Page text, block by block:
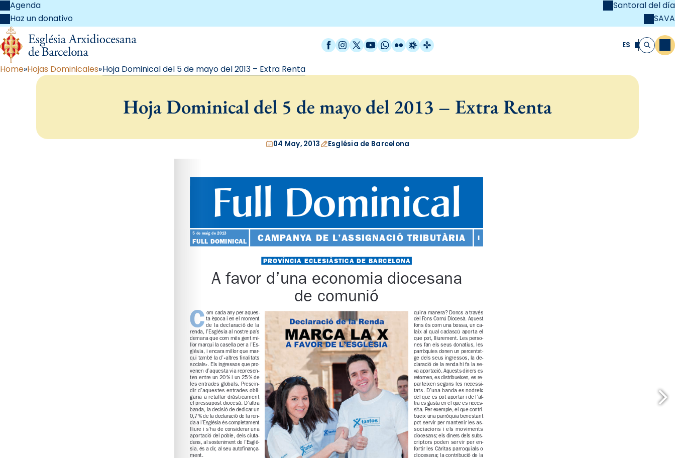
Agenda
Haz un donativo
Santoral del día
SAVA
Facebook
Instagram
X / Twitter
YouTube
WhatsApp
FlickrRadio Estel
Catalunya Cristiana ES Buscar
Home Hojas Dominicales Hoja Dominical del 5 de mayo del 2013 – Extra Renta
Hoja Dominical del 5 de mayo del 2013 – Extra Renta
04 May, 2013 Església de Barcelona